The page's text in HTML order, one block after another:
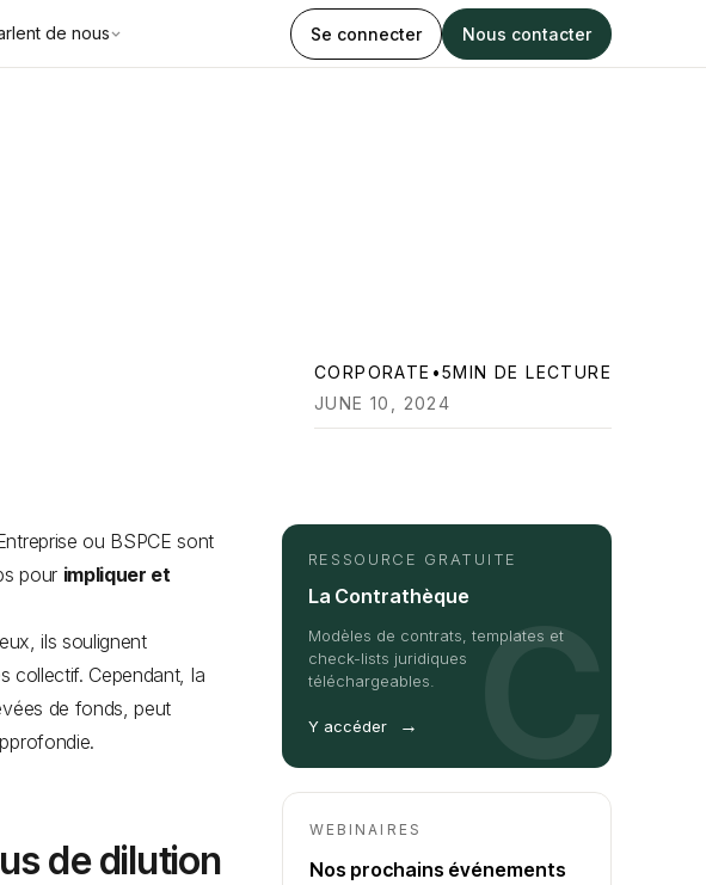
de nous Se connecter Nous contacter
CORPORATE •5MIN DE LECTURE
JUNE 10, 2024
ou BSPCE sont
pour impliquer et
ils soulignent
collectif. Cependant, la
de fonds, peut
de dilution
RESSOURCE GRATUITE
La Contrathèque
Modèles de contrats, templates et
check-lists juridiques
téléchargeables.
Y accéder → C
WEBINAIRES
Nos prochains événements